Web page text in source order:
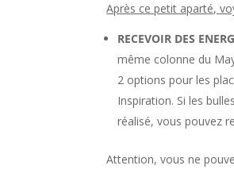
Après ce petit aparté,
RECEVOIR DES
même colonne du
2 options pour les
Inspiration. Si les
réalisé, vous pouvez
Attention, vous ne